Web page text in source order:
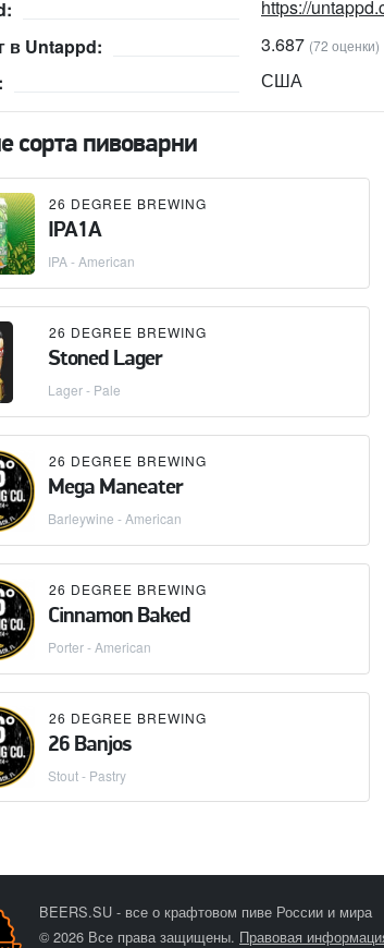
https://
в Untappd:
3.687 (72 оценки)
США
сорта пивоварни
26 DEGREE BREWING
IPA1A
IPA - American
26 DEGREE BREWING
Stoned Lager
Lager - Pale
26 DEGREE BREWING
Mega Maneater
Barleywine - American
26 DEGREE BREWING
Cinnamon Baked
Porter - American
26 DEGREE BREWING
26 Banjos
Stout - Pastry
BEERS.SU - все о крафтовом пиве России и мира
© 2026 Все права защищены. Правовая